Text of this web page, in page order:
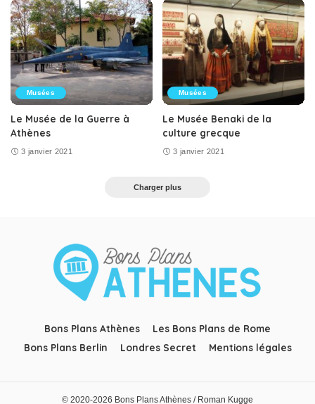
Musées
Le Musée de la Guerre à
Athènes
3 janvier 2021
Musées
Le Musée Benaki de la
culture grecque
3 janvier 2021
Charger plus
Bons Plans Athènes
Les Bons Plans de Rome
Bons Plans Berlin
Londres Secret Mentions légales
© 2020-2026 Bons Plans Athènes / Roman Kugge